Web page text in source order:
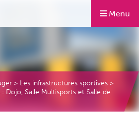
Menu
> Les infrastructures sportives >
Dojo, Salle Multisports et Salle de